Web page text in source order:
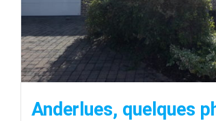
Anderlues, quelques